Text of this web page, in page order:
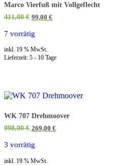
Marco Vierfuß mit Vollgeflecht
411,00€ Ursprünglicher
war:
99,00 €Aktueller
7 vorrätig
inkl. 19 % MwSt.
Lieferzeit: 5 - 10 Tage
WK 707 Drehmoover
998,00€ Ursprünglicher
war:
269,00 €Aktueller
3 vorrätig
inkl. 19 % MwSt.